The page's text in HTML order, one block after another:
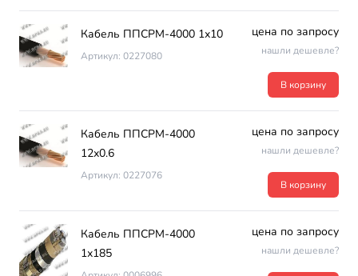
Кабель ППСРМ-4000 1х10
Артикул: 0227080
цена по запросу
нашли дешевле?
В корзину
Кабель ППСРМ-4000
12х0.6
Артикул: 0227076
цена по запросу
нашли дешевле?
В корзину
Кабель ППСРМ-4000
1х185
цена по запросу
нашли дешевле?